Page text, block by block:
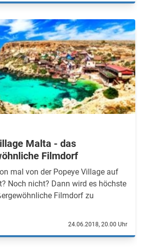
Malta - das
Filmdorf
mal von der Popeye Village auf
Noch nicht? Dann wird es höchste
Filmdorf zu
24.06.2018, 20.00 Uhr